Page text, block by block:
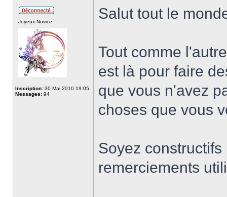
Joyeux Novice
Inscription: 30 Mai 2010 19:05
Messages: 94
Salut tout le
Tout comme
est là pour faire
que vous n'avez
choses que vous
Soyez
remerciements